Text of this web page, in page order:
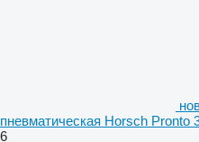
пневматическая Horsch Pronto
6